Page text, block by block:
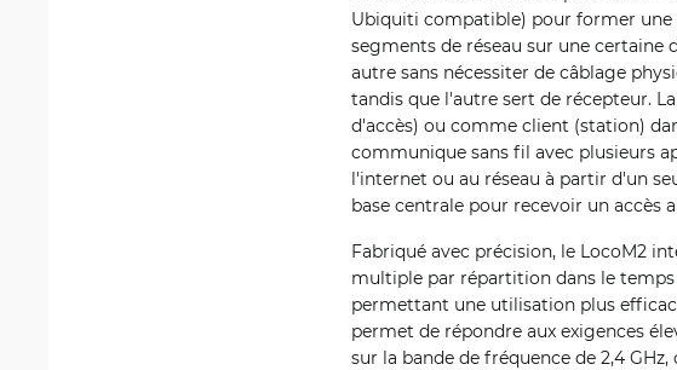
Ubiquiti compatible) pour former
segments de réseau sur une
autre sans nécessiter de câblage
tandis que l'autre sert de récepteur.
d'accès) ou comme client (station)
communique sans fil avec plusieurs
l'internet ou au réseau à partir d'un
base centrale pour recevoir un accès
Fabriqué avec précision, le LocoM2
multiple par répartition dans le temps
permettant une utilisation plus
permet de répondre aux exigences
sur la bande de fréquence de 2,4